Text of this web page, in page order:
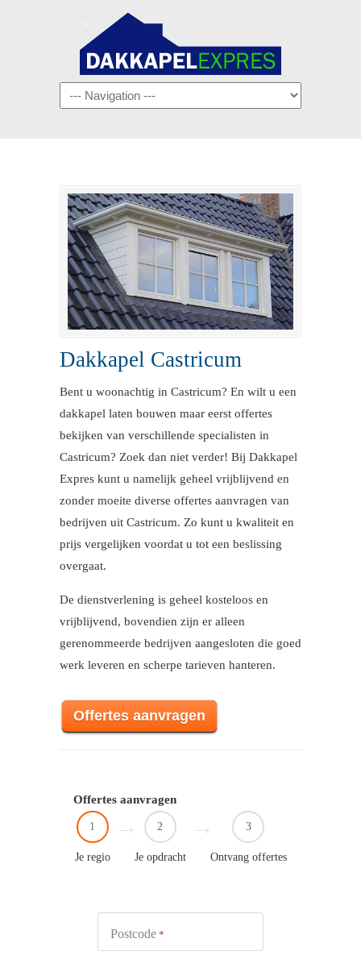
Navigation
Dakkapel Castricum
Bent u woonachtig in Castricum? En wilt u een
dakkapel laten bouwen maar eerst offertes
bekijken van verschillende specialisten in
Castricum? Zoek dan niet verder! Bij Dakkapel
Expres kunt u namelijk geheel vrijblijvend en
zonder moeite diverse offertes aanvragen van
bedrijven uit Castricum. Zo kunt u kwaliteit en
prijs vergelijken voordat u tot een beslissing
overgaat.
De dienstverlening is geheel kosteloos en
vrijblijvend, bovendien zijn er alleen
gerenommeerde bedrijven aangesloten die goed
werk leveren en scherpe tarieven hanteren.
Offertes aanvragen
Offertes aanvragen
1
Je regio
2
Je opdracht
3
Ontvang offertes
Postcode *